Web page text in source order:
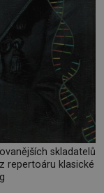
skladatelů
repertoáru klasické